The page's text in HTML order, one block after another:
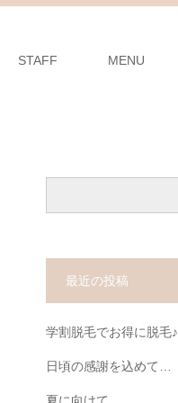
STAFF MENU
最近の投稿
学割脱毛でお得に脱毛♪
日頃の感謝を込めて…